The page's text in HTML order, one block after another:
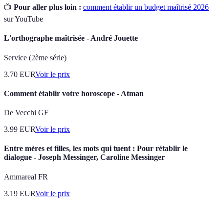
📺 Pour aller plus loin : comment établir un budget maîtrisé 2026
sur YouTube
L'orthographe maîtrisée - André Jouette
Service (2ème série)
3.70 EURVoir le prix
Comment établir votre horoscope - Atman
De Vecchi GF
3.99 EURVoir le prix
Entre mères et filles, les mots qui tuent : Pour rétablir le
dialogue - Joseph Messinger, Caroline Messinger
Ammareal FR
3.19 EURVoir le prix